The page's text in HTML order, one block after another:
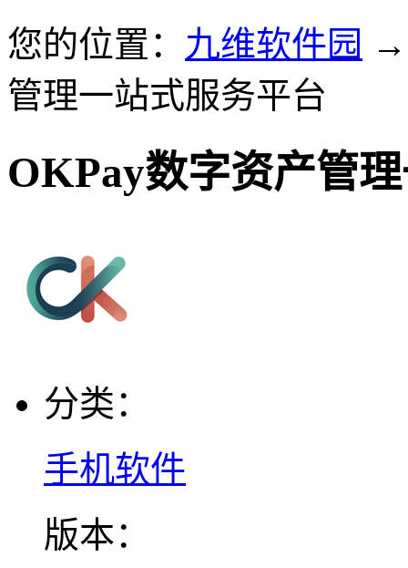
您的位置： 九维软件园
管理一站式服务平台
OKPay数字资产管
分类：
手机软件
版本：